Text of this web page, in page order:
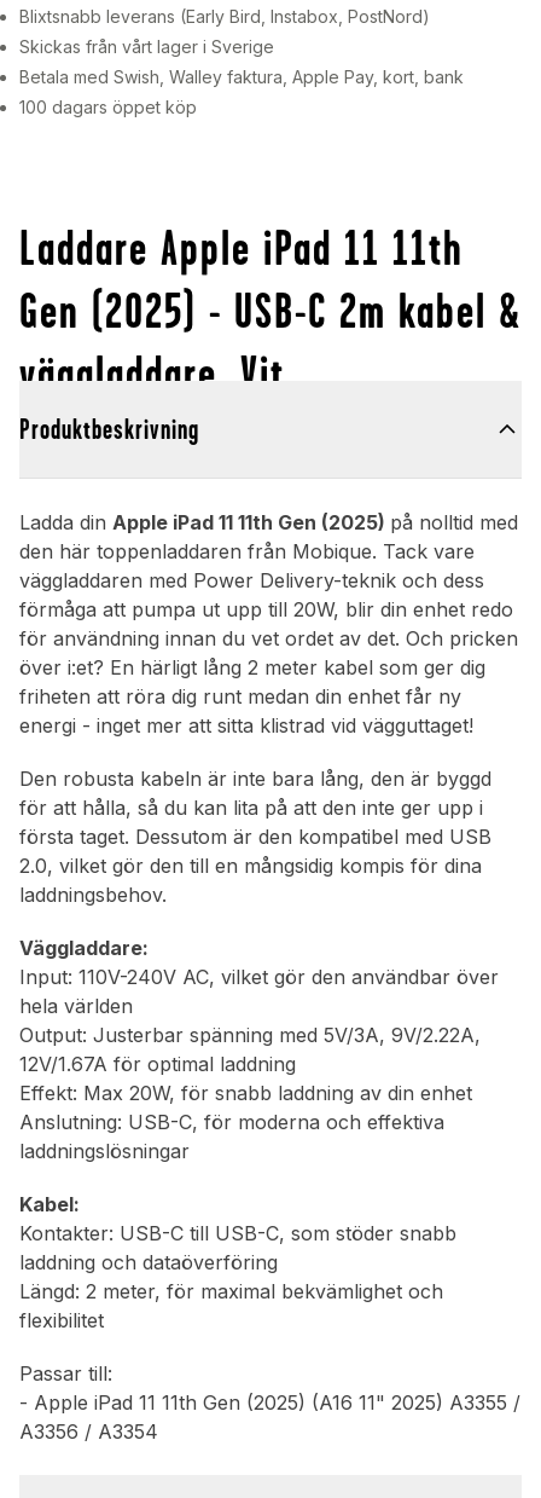
Blixtsnabb leverans (Early Bird, Instabox, PostNord)
Skickas från vårt lager i Sverige
Betala med Swish, Walley faktura, Apple Pay, kort, bank
100 dagars öppet köp
Laddare Apple iPad 11 11th
Gen (2025) - USB-C 2m kabel &
väggladdare, Vit
Produktbeskrivning
Ladda din Apple iPad 11 11th Gen (2025) på nolltid med
den här toppenladdaren från Mobique. Tack vare
väggladdaren med Power Delivery-teknik och dess
förmåga att pumpa ut upp till 20W, blir din enhet redo
för användning innan du vet ordet av det. Och pricken
över i:et? En härligt lång 2 meter kabel som ger dig
friheten att röra dig runt medan din enhet får ny
energi - inget mer att sitta klistrad vid vägguttaget!
Den robusta kabeln är inte bara lång, den är byggd
för att hålla, så du kan lita på att den inte ger upp i
första taget. Dessutom är den kompatibel med USB
2.0, vilket gör den till en mångsidig kompis för dina
laddningsbehov.
Väggladdare:
Input: 110V-240V AC, vilket gör den användbar över
hela världen
Output: Justerbar spänning med 5V/3A, 9V/2.22A,
12V/1.67A för optimal laddning
Effekt: Max 20W, för snabb laddning av din enhet
Anslutning: USB-C, för moderna och effektiva
laddningslösningar
Kabel:
Kontakter: USB-C till USB-C, som stöder snabb
laddning och dataöverföring
Längd: 2 meter, för maximal bekvämlighet och
flexibilitet
Passar till:
- Apple iPad 11 11th Gen (2025) (A16 11" 2025) A3355 /
A3356 / A3354